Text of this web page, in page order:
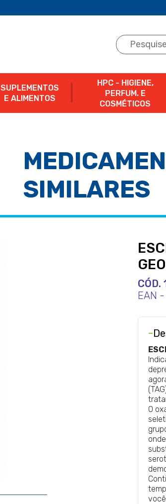
SUPLEMENTOS
E ALIMENTOS
HPC - HIGIENE,
PERFUM. E
COSMÉTICOS
SIMILARES
CÓD.
EAN
-
O